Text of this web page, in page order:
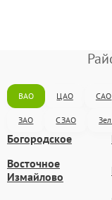
ВАО ЦАО САО
ЗАО СЗАО
Богородское
Восточное
Измайлово